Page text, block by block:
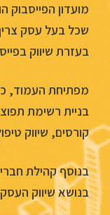
מועדון
שכל בעל עסק
בעזרת שיווק
מפתיחת העמוד,
בניית רשימת
קורסים, שיווק
בנוסף קהילת
בנושא שיווק